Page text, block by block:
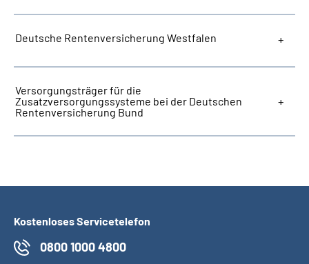
Deutsche Rentenversicherung Westfalen
Versorgungsträger für die
Zusatzversorgungssysteme bei der Deutschen
Rentenversicherung Bund
Kostenloses Servicetelefon
0800 1000 4800